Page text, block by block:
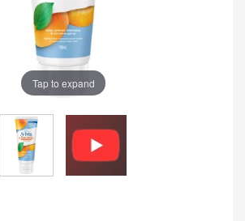
Tap to expand